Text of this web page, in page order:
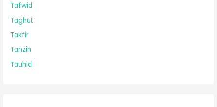
Tafwid
Taghut
Takfir
Tanzih
Tauhid